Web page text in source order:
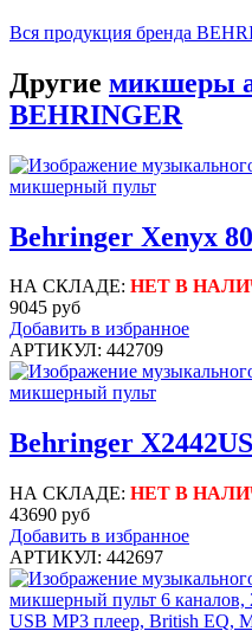
Вся продукция бренда
Другие микшеры
BEHRINGER
Behringer Xenyx
НА СКЛАДЕ: НЕТ В
9045 руб
Добавить в избранное
АРТИКУЛ: 442709
Behringer
НА СКЛАДЕ: НЕТ В
43690 руб
Добавить в избранное
АРТИКУЛ: 442697